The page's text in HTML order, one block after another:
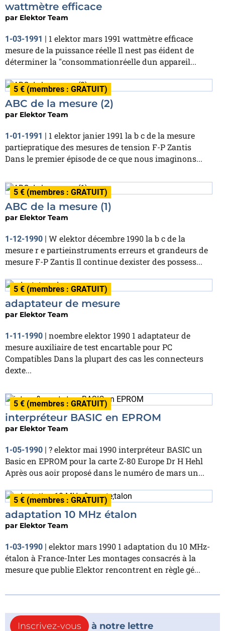
wattmètre efficace
par Elektor Team
1-03-1991
1 elektor mars 1991 wattmètre efficace
mesure de la puissance réelle Il nest pas éident de
déterminer la "consommationréelle dun appareil...
5 € (membres : GRATUIT)
ABC de la mesure (2)
par Elektor Team
1-01-1991 | 1 elektor janier 1991 la b c de la mesure
partiepratique des mesures de tension F-P Zantis
Dans le premier épisode de ce que nous imaginons...
5 € (membres : GRATUIT)
ABC de la mesure (1)
par Elektor Team
1-12-1990 | W elektor décembre 1990 la b c de la
mesure r e partieinstruments erreurs et grandeurs de
mesure F-P Zantis Il continue dexister des possess...
5 € (membres : GRATUIT)
adaptateur de mesure
par Elektor Team
1-11-1990 | noembre elektor 1990 1 adaptateur de
mesure auxiliaire de test encartable pour PC
Compatibles Dans la plupart des cas les connecteurs
dexte...
5 € (membres : GRATUIT)
interpréteur BASIC en EPROM
par Elektor Team
1-05-1990
? elektor mai 1990 interpréteur BASIC un
Basic en EPROM pour la carte Z-80 Europe Dr H Hehl
Après ous aoir proposé dans le numéro de mars un...
5 € (membres : GRATUIT)
adaptation 10 MHz étalon
par Elektor Team
1-03-1990 | elektor mars 1990 1 adaptation du 10 MHz-
étalon à France-Inter Les montages consacrés à la
mesure que publie Elektor rencontrent en règle gé...
Inscrivez-vous
à notre lettre